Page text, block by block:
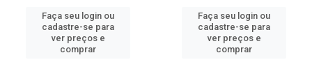
Faça seu login ou
cadastre-se para
ver preços e
comprar
Faça seu login ou
cadastre-se para
ver preços e
comprar